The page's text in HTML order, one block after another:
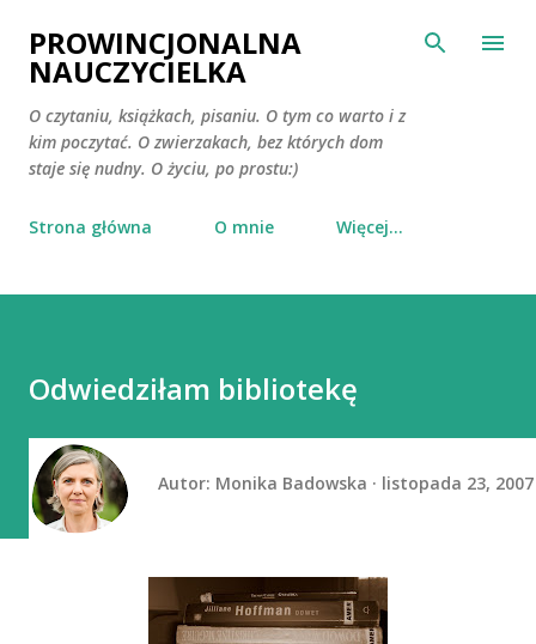
Przejdź do głównej zawartości
PROWINCJONALNA
NAUCZYCIELKA
O czytaniu, książkach, pisaniu. O tym co warto i z
kim poczytać. O zwierzakach, bez których dom
staje się nudny. O życiu, po prostu:)
Strona główna O mnie Więcej…
Odwiedziłam bibliotekę
Autor: Monika Badowska listopada 23, 2007